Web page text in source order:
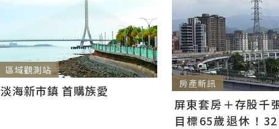
區域觀測站
淡海新市鎮 首購族愛 房產新訊
屏東套房＋存股千
目標65歲退休！